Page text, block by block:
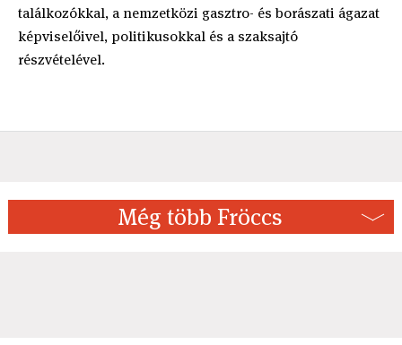
találkozókkal, a nemzetközi gasztro- és borászati ágazat
képviselőivel, politikusokkal és a szaksajtó
részvételével.
Még több Fröccs